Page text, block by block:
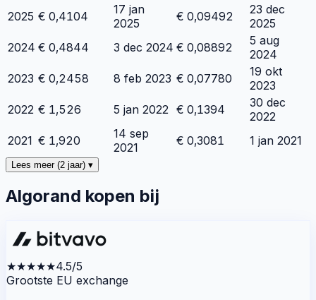
2025 € 0,4104
17 jan
2025
€ 0,09492
23 dec
2025
2024 € 0,4844 3 dec 2024 € 0,08892
5 aug
2024
2023 € 0,2458 8 feb 2023 € 0,07780
19 okt
2023
2022 € 1,526 5 jan 2022 € 0,1394
30 dec
2022
2021 € 1,920
14 sep
2021
€ 0,3081 1 jan 2021
Lees meer (2 jaar) ▾
Algorand kopen bij
★★★★★4.5/5
Grootste EU exchange